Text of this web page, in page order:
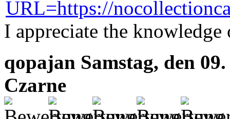
I appreciate the
qopajan Samstag, den
Czarne